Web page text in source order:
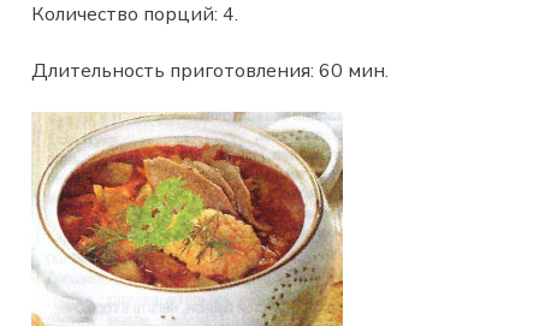
Количество порций:4.
Длительность приготовления:60 мин.